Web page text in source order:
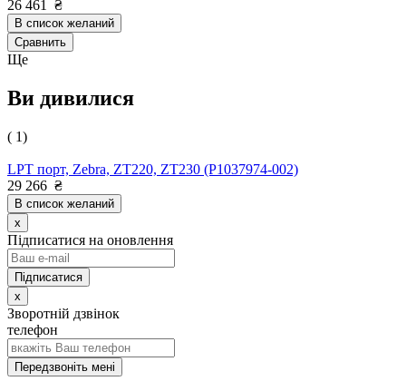
26 461
₴
В список желаний
Сравнить
Ще
Ви дивилися
( 1)
LPT порт, Zebra, ZT220, ZT230 (P1037974-002)
29 266 ₴
В список желаний
x
Підписатися на оновлення
x
Зворотній дзвінок
телефон
Передзвоніть мені